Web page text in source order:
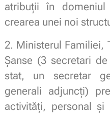
atribuții în
crearea unei noi
2. Ministerul Familiei,
Șanse (3 secretari
stat, un secretar
generali adjuncţi)
activități, personal